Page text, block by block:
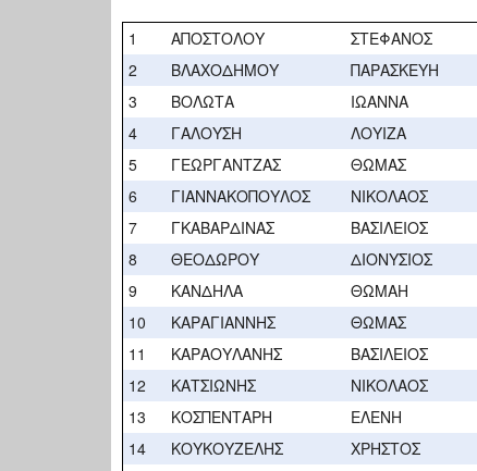
1 ΑΠΟΣΤΟΛΟΥ ΣΤΕΦΑΝΟΣ
2
ΒΛΑΧΟΔΗΜΟΥ ΠΑΡΑΣΚΕΥΗ
3
ΒΟΛΩΤΑ ΙΩΑΝΝΑ
4
ΓΑΛΟΥΣΗ ΛΟΥΙΖΑ
5
ΓΕΩΡΓΑΝΤΖΑΣ ΘΩΜΑΣ
6
ΓΙΑΝΝΑΚΟΠΟΥΛΟΣ ΝΙΚΟΛΑΟΣ
7
ΓΚΑΒΑΡΔΙΝΑΣ ΒΑΣΙΛΕΙΟΣ
8
ΘΕΟΔΩΡΟΥ ΔΙΟΝΥΣΙΟΣ
9
ΚΑΝΔΗΛΑ ΘΩΜΑΗ
10
ΚΑΡΑΓΙΑΝΝΗΣ ΘΩΜΑΣ
11
ΚΑΡΑΟΥΛΑΝΗΣ ΒΑΣΙΛΕΙΟΣ
12
ΚΑΤΣΙΩΝΗΣ ΝΙΚΟΛΑΟΣ
13
ΚΟΣΠΕΝΤΑΡΗ ΕΛΕΝΗ
14
ΚΟΥΚΟΥΖΕΛΗΣ ΧΡΗΣΤΟΣ